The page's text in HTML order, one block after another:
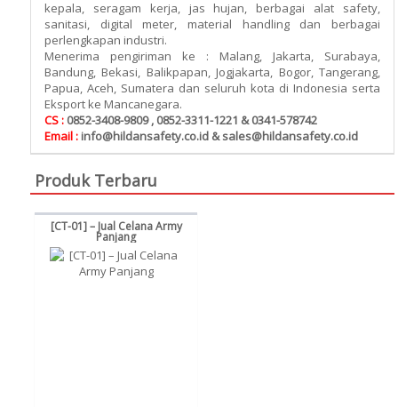
kepala, seragam kerja, jas hujan, berbagai alat safety,
sanitasi, digital meter, material handling dan berbagai
perlengkapan industri.
Menerima pengiriman ke : Malang, Jakarta, Surabaya,
Bandung, Bekasi, Balikpapan, Jogjakarta, Bogor, Tangerang,
Papua, Aceh, Sumatera dan seluruh kota di Indonesia serta
Eksport ke Mancanegara.
CS : 0852-3408-9809 , 0852-3311-1221 & 0341-578742
Email : info@hildansafety.co.id & sales@hildansafety.co.id
Produk Terbaru
[CT-01] – Jual Celana Army
Panjang